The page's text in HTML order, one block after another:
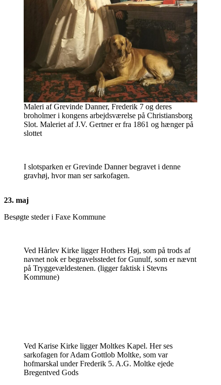
Maleri af Grevinde Danner, Frederik 7 og deres
broholmer i kongens arbejdsværelse på Christiansborg
Slot. Maleriet af J.V. Gertner er fra 1861 og hænger på
slottet
I slotsparken er Grevinde Danner begravet i denne
gravhøj, hvor man ser sarkofagen.
23. maj
Besøgte steder i Faxe Kommune
Ved Hårlev Kirke ligger Hothers Høj, som på trods af
navnet nok er begravelsstedet for Gunulf, som er nævnt
på Tryggevældestenen. (ligger faktisk i Stevns
Kommune)
Ved Karise Kirke ligger Moltkes Kapel. Her ses
sarkofagen for Adam Gottlob Moltke, som var
hofmarskal under Frederik 5. A.G. Moltke ejede
Bregentved Gods